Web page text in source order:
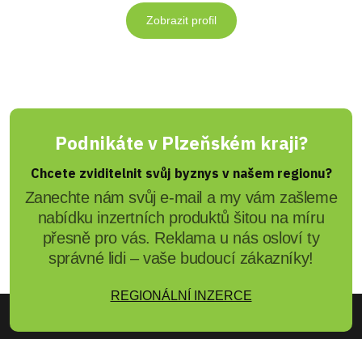
Zobrazit profil
Podnikáte v Plzeňském kraji?
Chcete zviditelnit svůj byznys v našem regionu?
Zanechte nám svůj e-mail a my vám zašleme
nabídku inzertních produktů šitou na míru
přesně pro vás. Reklama u nás osloví ty
správné lidi – vaše budoucí zákazníky!
REGIONÁLNÍ INZERCE